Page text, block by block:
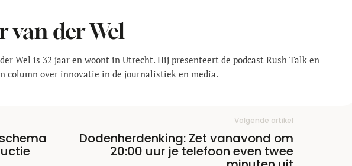
van der Wel
Wel is 32 jaar en woont in Utrecht. Hij presenteert de podcast Rush Talk en
column over innovatie in de journalistiek en media.
Volgende artikel
Dodenherdenking: Zet vanavond om
20:00 uur je telefoon even twee